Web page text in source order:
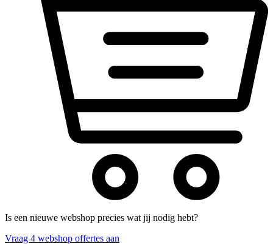
Is een nieuwe webshop precies wat jij nodig hebt?
Vraag 4 webshop offertes aan